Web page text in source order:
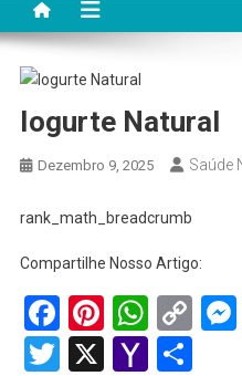
Iogurte Natural
Dezembro 9, 2025 Saúde
rank_math_breadcrumb
Compartilhe Nosso Artigo:
Facebook
Pinterest
Link
Twitter
X Yahoo